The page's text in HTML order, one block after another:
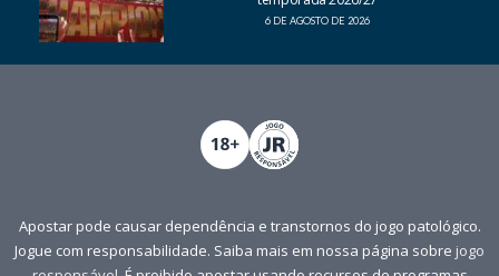
6 DE AGOSTO DE 2026
Apostar pode causar dependência e transtornos do jogo patológico.
Jogue com responsabilidade. Saiba mais em nossa página sobre jogo